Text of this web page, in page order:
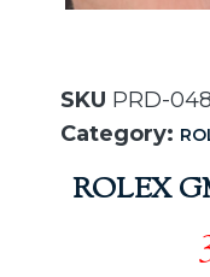
SKU PRD-
Category:
ROLEX